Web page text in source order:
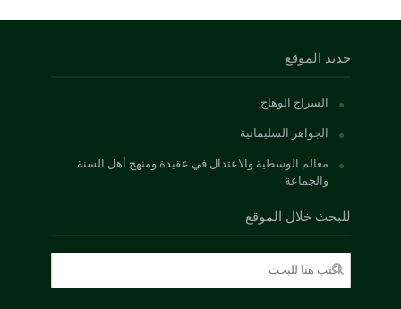
جديد الموقع
السراج الوهاج
الجواهر السليمانية
معالم الوسطية والاعتدال في عقيدة ومنهج أهل السنة
والجماعة
للبحث خلال الموقع